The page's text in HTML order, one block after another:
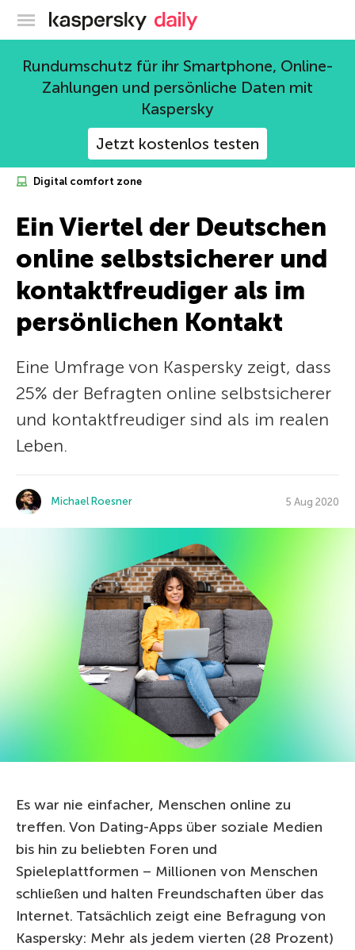
Offizieller Blog von Kaspersky
Rundumschutz für ihr Smartphone, Online-
Zahlungen und persönliche Daten mit
Kaspersky
Jetzt kostenlos testen
Digital comfort zone
Ein Viertel der Deutschen
online selbstsicherer und
kontaktfreudiger als im
persönlichen Kontakt
Eine Umfrage von Kaspersky zeigt, dass
25% der Befragten online selbstsicherer
und kontaktfreudiger sind als im realen
Leben.
Michael Roesner 5 Aug 2020
Es war nie einfacher, Menschen online zu
treffen. Von Dating-Apps über soziale Medien
bis hin zu beliebten Foren und
Spieleplattformen – Millionen von Menschen
schließen und halten Freundschaften über das
Internet. Tatsächlich zeigt eine Befragung von
Kaspersky: Mehr als jedem vierten (28 Prozent)